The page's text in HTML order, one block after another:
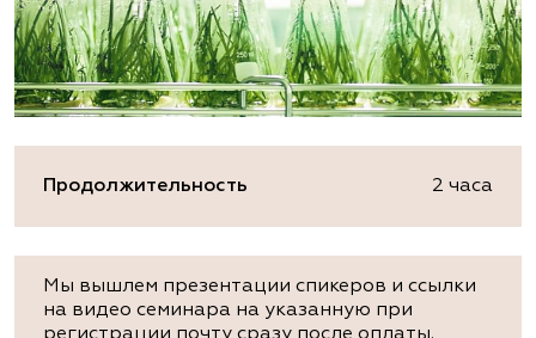
Продолжительность 2 часа
Мы вышлем презентации спикеров и ссылки
на видео семинара на указанную при
регистрации почту сразу после оплаты.